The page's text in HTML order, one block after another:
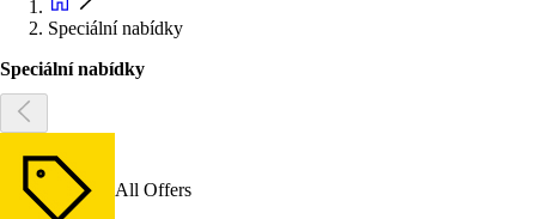
Speciální nabídky
Speciální nabídky
All Offers